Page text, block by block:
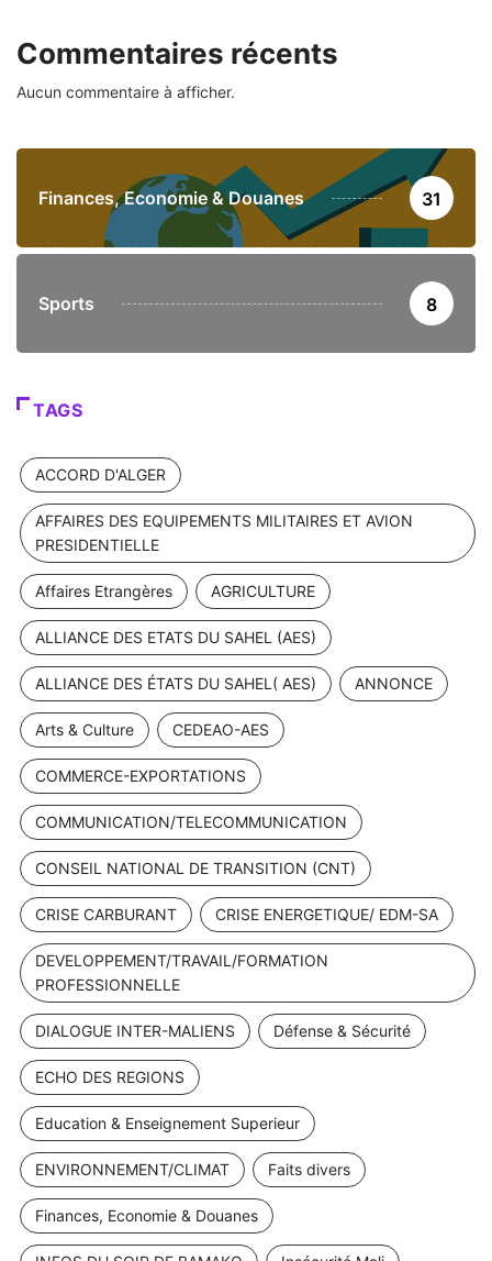
Commentaires récents
Aucun commentaire à afficher.
Finances, Economie & Douanes 31
Sports 8
TAGS
ACCORD D'ALGER
AFFAIRES DES EQUIPEMENTS MILITAIRES ET AVION
PRESIDENTIELLE
Affaires Etrangères AGRICULTURE
ALLIANCE DES ETATS DU SAHEL (AES)
ALLIANCE DES ÉTATS DU SAHEL( AES) ANNONCE
Arts & Culture CEDEAO-AES
COMMERCE-EXPORTATIONS
COMMUNICATION/TELECOMMUNICATION
CONSEIL NATIONAL DE TRANSITION (CNT)
CRISE CARBURANT CRISE ENERGETIQUE/ EDM-SA
DEVELOPPEMENT/TRAVAIL/FORMATION
PROFESSIONNELLE
DIALOGUE INTER-MALIENS Défense & Sécurité
ECHO DES REGIONS
Education & Enseignement Superieur
ENVIRONNEMENT/CLIMAT Faits divers
Finances, Economie & Douanes